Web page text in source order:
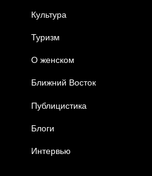
Культура
Туризм
О женском
Ближний Восток
Публицистика
Блоги
Интервью